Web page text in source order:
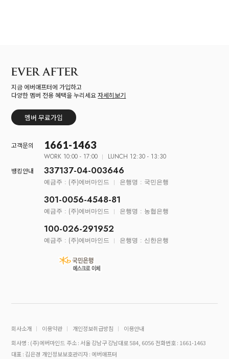
지금 에버애프터에 가입하고
다양한 멤버 전용 혜택을 누리세요자세히보기
멤버 무료가입
고객문의 1661-1463
WORK 10:00 - 17:00 LUNCH 12:30 - 13:30
뱅킹안내 337137-04-003646
예금주 : (주)에버마인드 은행명 : 국민은행
301-0056-4548-81
예금주 : (주)에버마인드 은행명 : 농협은행
100-026-291952
예금주 : (주)에버마인드 은행명 : 신한은행
회사소개 이용약관 개인정보취급방침
이용안내
회사명 : (주)에버마인드 주소 : 서울 강남구 강남대로 584, 6056 전화번호 : 1661-1463
대표 : 김은경 개인정보보호관리자 : 에버애프터